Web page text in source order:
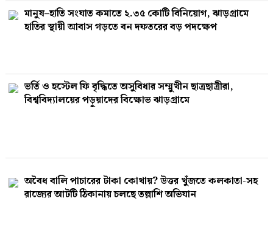
মানুষ–হাতি সংঘাত কমাতে ২.৩৫ কোটি বিনিয়োগ, ঝাড়গ্রামে
হাতির স্থায়ী আবাস গড়তে বন দফতরের বড় পদক্ষেপ
ভর্তি ও হস্টেল ফি বৃদ্ধিতে অসুবিধার সম্মুখীন ছাত্রছাত্রীরা,
বিশ্ববিদ্যালয়ের পড়ুয়াদের বিক্ষোভ ঝাড়গ্রামে
অবৈধ বালি পাচারের টাকা কোথায়? উত্তর খুঁজতে কলকাতা-সহ
রাজ্যের আটটি ঠিকানায় চলছে তল্লাশি অভিযান